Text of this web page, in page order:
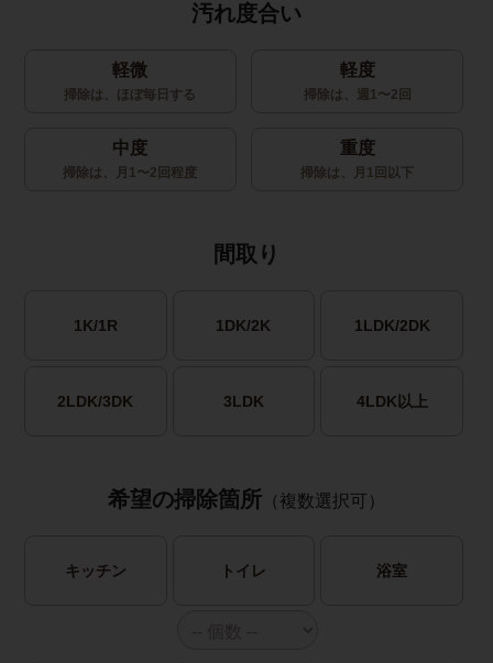
汚れ度合い
軽微
掃除は、ほぼ毎日する
軽度
掃除は、週1〜2回
中度
掃除は、月1〜2回程度
重度
掃除は、月1回以下
間取り
1K/1R 1DK/2K 1LDK/2DK
2LDK/3DK 3LDK 4LDK以上
希望の掃除箇所 （複数選択可）
キッチン トイレ 浴室